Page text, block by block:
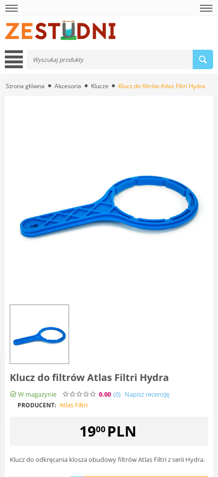
Strona główna Akcesoria Klucze Klucz do filtrów Atlas Filtri Hydra
Klucz do filtrów Atlas Filtri Hydra
W magazynie 0.00 (0) Napisz recenzję
PRODUCENT: Atlas Filtri
1900 PLN
Klucz do odkręcania klosza obudowy filtrów Atlas Filtri z serii Hydra.